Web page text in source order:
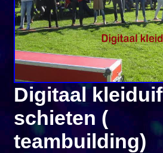
Digitaal kleiduif
schieten (
teambuilding)